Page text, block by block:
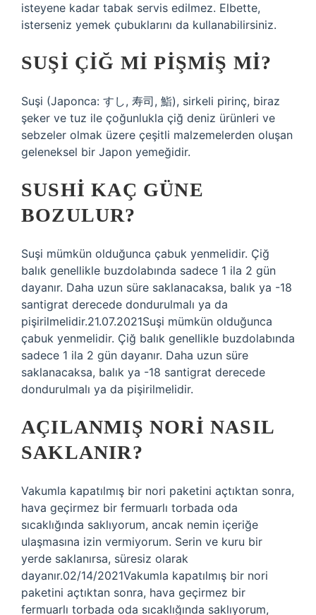
isteyene kadar tabak servis edilmez. Elbette,
isterseniz yemek çubuklarını da kullanabilirsiniz.
SUŞI ÇIĞ MI PIŞMIŞ MI?
Suşi (Japonca: すし, 寿司, 鮨), sirkeli pirinç, biraz
şeker ve tuz ile çoğunlukla çiğ deniz ürünleri ve
sebzeler olmak üzere çeşitli malzemelerden oluşan
geleneksel bir Japon yemeğidir.
SUSHI KAÇ GÜNE
BOZULUR?
Suşi mümkün olduğunca çabuk yenmelidir. Çiğ
balık genellikle buzdolabında sadece 1 ila 2 gün
dayanır. Daha uzun süre saklanacaksa, balık ya -18
santigrat derecede dondurulmalı ya da
pişirilmelidir.21.07.2021Suşi mümkün olduğunca
çabuk yenmelidir. Çiğ balık genellikle buzdolabında
sadece 1 ila 2 gün dayanır. Daha uzun süre
saklanacaksa, balık ya -18 santigrat derecede
dondurulmalı ya da pişirilmelidir.
AÇILANMIŞ NORI NASIL
SAKLANIR?
Vakumla kapatılmış bir nori paketini açtıktan sonra,
hava geçirmez bir fermuarlı torbada oda
sıcaklığında saklıyorum, ancak nemin içeriğe
ulaşmasına izin vermiyorum. Serin ve kuru bir
yerde saklanırsa, süresiz olarak
dayanır.02/14/2021Vakumla kapatılmış bir nori
paketini açtıktan sonra, hava geçirmez bir
fermuarlı torbada oda sıcaklığında saklıyorum,